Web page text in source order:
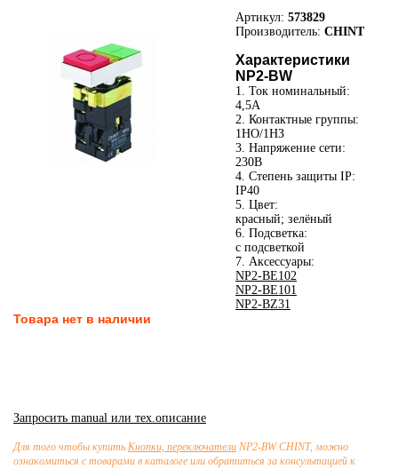
Артикул: 573829
Производитель: CHINT
Характеристики
NP2-BW
1. Ток номинальный:
4,5А
2. Контактные группы:
1НО/1НЗ
3. Напряжение сети:
230В
4. Степень защиты IP:
IP40
5. Цвет:
красный; зелёный
6. Подсветка:
с подсветкой
7. Аксессуары:
NP2-BE102
NP2-BE101
NP2-BZ31
Товара нет в наличии
Запросить manual или тех.описание
Для того чтобы купить Кнопки, переключатели NP2-BW CHINT, можно
ознакомиться с товарами в каталоге или обратиться за консультацией к